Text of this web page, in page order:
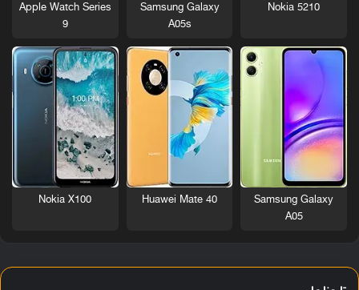
Nokia 5210
Samsung Galaxy
A05s
Apple Watch Series
9
Samsung Galaxy
A05
Huawei Mate 40
Nokia X100